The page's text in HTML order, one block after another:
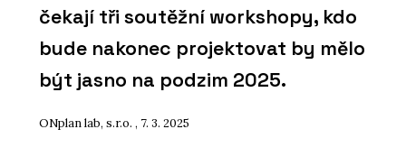
čekají tři soutěžní workshopy, kdo
bude nakonec projektovat by mělo
být jasno na podzim 2025.
ONplan lab, s.r.o. , 7. 3. 2025